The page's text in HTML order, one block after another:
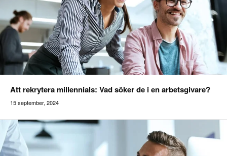
Addilon
Att rekrytera millennials: Vad söker de i en arbetsgivare?
15 september, 2024